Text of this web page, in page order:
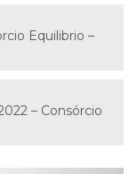
Equilibrio –
– Consórcio